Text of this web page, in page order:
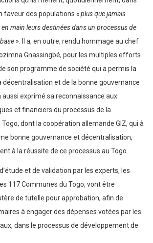
faveur des populations « plus que jamais
main leurs destinées dans un processus de
». Il a, en outre, rendu hommage au chef
Gnassingbé, pour les multiples efforts
son programme de société qui a permis la
décentralisation et de la bonne gouvernance
aussi exprimé sa reconnaissance aux
et financiers du processus de la
dont la coopération allemande GIZ, qui à
bonne gouvernance et décentralisation,
à la réussite de ce processus au Togo.
et de validation par les experts, les
117 Communes du Togo, vont être
de tutelle pour approbation, afin de
à engager des dépenses votées par les
dans le processus de développement de